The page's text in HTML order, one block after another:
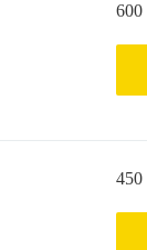
600
450